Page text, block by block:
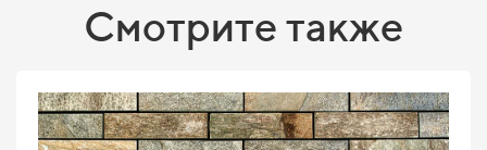
Смотрите также